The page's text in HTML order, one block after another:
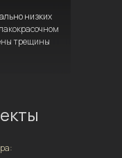
низких
трещины